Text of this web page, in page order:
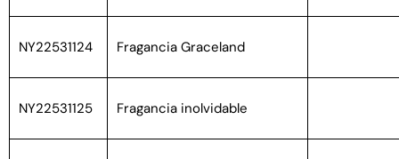
NY22531124 Fragancia Graceland
NY22531125 Fragancia inolvidable